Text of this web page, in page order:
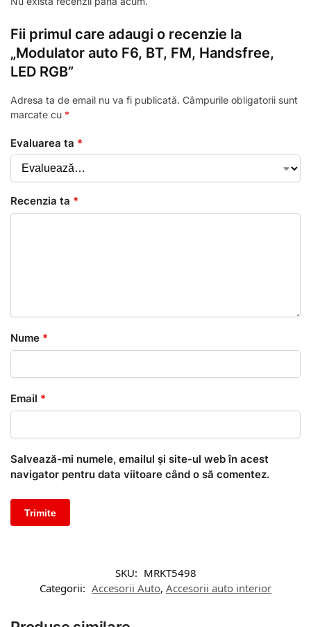
Fii primul care adaugi o recenzie la
„Modulator auto F6, BT, FM, Handsfree,
LED RGB”
Adresa ta de email nu va fi publicată. Câmpurile obligatorii sunt
marcate cu *
Evaluarea ta *
Recenzia ta *
Nume *
Email *
Salvează-mi numele, emailul și site-ul web în acest
navigator pentru data viitoare când o să comentez.
SKU: MRKT5498
Categorii: Accesorii Auto, Accesorii auto interior